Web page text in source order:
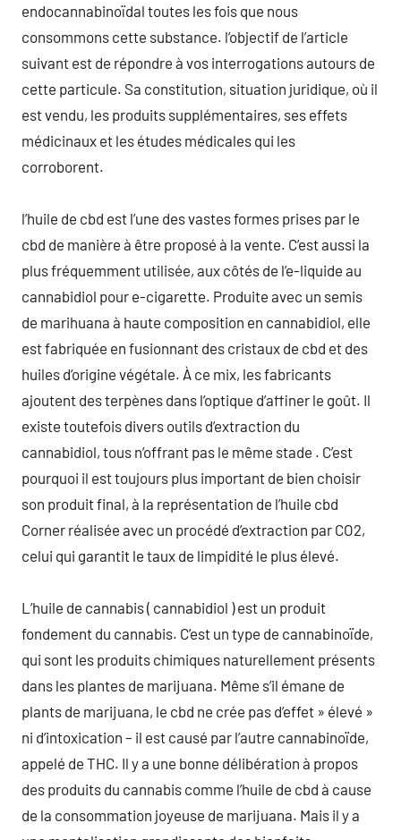
endocannabinoïdal toutes les fois que nous
consommons cette substance. l’objectif de l’article
suivant est de répondre à vos interrogations autours de
cette particule. Sa constitution, situation juridique, où il
est vendu, les produits supplémentaires, ses effets
médicinaux et les études médicales qui les
corroborent.
l’huile de cbd est l’une des vastes formes prises par le
cbd de manière à être proposé à la vente. C’est aussi la
plus fréquemment utilisée, aux côtés de l’e-liquide au
cannabidiol pour e-cigarette. Produite avec un semis
de marihuana à haute composition en cannabidiol, elle
est fabriquée en fusionnant des cristaux de cbd et des
huiles d’origine végétale. À ce mix, les fabricants
ajoutent des terpènes dans l’optique d’affiner le goût. Il
existe toutefois divers outils d’extraction du
cannabidiol, tous n’offrant pas le même stade . C’est
pourquoi il est toujours plus important de bien choisir
son produit final, à la représentation de l’huile cbd
Corner réalisée avec un procédé d’extraction par CO2,
celui qui garantit le taux de limpidité le plus élevé.
L’huile de cannabis ( cannabidiol ) est un produit
fondement du cannabis. C’est un type de cannabinoïde,
qui sont les produits chimiques naturellement présents
dans les plantes de marijuana. Même s’il émane de
plants de marijuana, le cbd ne crée pas d’effet » élevé »
ni d’intoxication – il est causé par l’autre cannabinoïde,
appelé de THC. Il y a une bonne délibération à propos
des produits du cannabis comme l’huile de cbd à cause
de la consommation joyeuse de marijuana. Mais il y a